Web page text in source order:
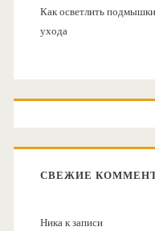
Как осветлить
ухода
СВЕЖИЕ
Никак записи